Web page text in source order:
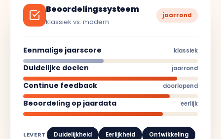
Beoordelingssysteem
klassiek vs. modern
jaarrond
Eenmalige jaarscore klassiek
Duidelijke doelen jaarrond
Continue feedback doorlopend
Beoordeling op jaardata eerlijk
LEVERT Duidelijkheid Eerlijkheid Ontwikkeling